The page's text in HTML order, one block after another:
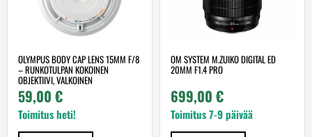
OLYMPUS BODY CAP LENS 15MM F/8
– RUNKOTULPAN KOKOINEN
OBJEKTIIVI, VALKOINEN
59,00 €
Toimitus heti!
OM SYSTEM M.ZUIKO DIGITAL ED
20MM F1.4 PRO
699,00 €
Toimitus 7-9 päivää